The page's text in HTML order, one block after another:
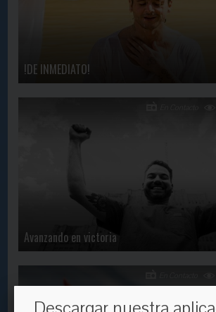
!DE INMEDIATO!
Avanzando en victoria